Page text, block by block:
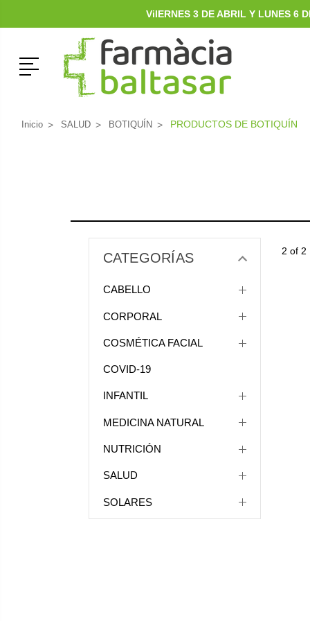
ViIERNES 3 DE ABRIL Y LUNES 6
Menú
Inicio SALUD BOTIQUÍN PRODUCTOS DE BOTIQUÍN
CATEGORÍAS
CABELLO
CORPORAL
COSMÉTICA FACIAL
COVID-19
INFANTIL
MEDICINA NATURAL
NUTRICIÓN
SALUD
SOLARES
2 of 2